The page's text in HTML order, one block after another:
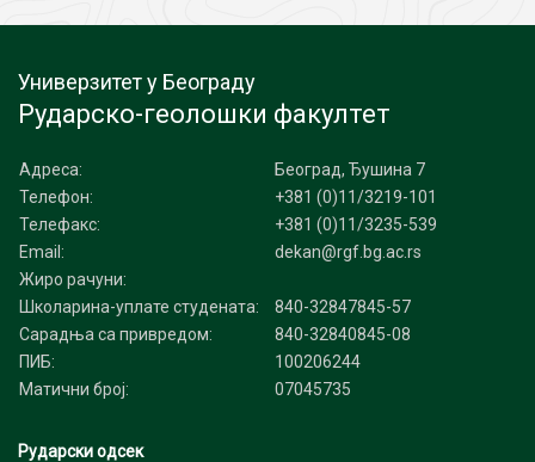
Универзитет у Београду
Рударско-геолошки факултет
Адреса:
Београд, Ђушина 7
Телефон:
+381 (0)11/3219-101
Телефакс:
+381 (0)11/3235-539
Email:
dekan@rgf.bg.ac.rs
Жиро рачуни:
Школарина-уплате студената:
840-32847845-57
Сарадња са привредом:
840-32840845-08
ПИБ:
100206244
Матични број:
07045735
Рударски одсек